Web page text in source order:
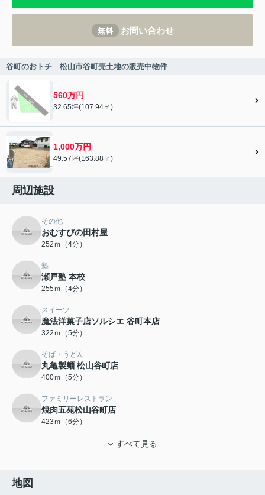
無料 お問い合わせ
谷町のおトチ 松山市谷町売土地の販売中物件
560万円
32.65坪(107.94㎡)
1,000万円
49.57坪(163.88㎡)
周辺施設
その他
おむすびの田村屋
252ｍ（4分）
塾
瀬戸塾 本校
255ｍ（4分）
スイーツ
魔法洋菓子店ソルシエ 谷町本店
322ｍ（5分）
そば・うどん
丸亀製麺 松山谷町店
400ｍ（5分）
ファミリーレストラン
焼肉五苑松山谷町店
423ｍ（6分）
すべて見る
地図